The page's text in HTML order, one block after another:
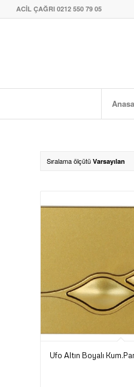
ACİL ÇAĞRI 0212 550 79 05
Sıralama ölçütü Varsayılan
Ufo Altın Boyalı